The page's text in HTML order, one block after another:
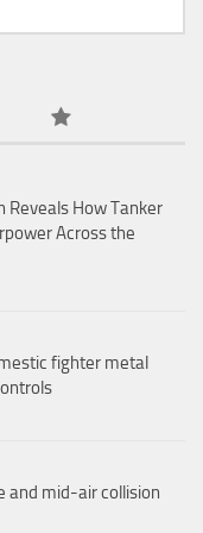
Reveals How Tanker
Across the
fighter metal
and mid-air collision